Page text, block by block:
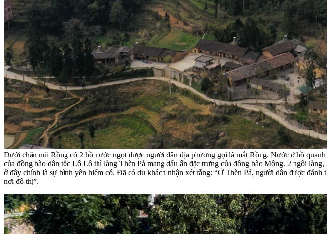
Dưới chân núi Rồng có 2 hồ nước ngọt được người dân địa phương gọi là mắt Rồng. Nước ở hồ
của đồng bào dân tộc Lô Lô thì làng Thèn Pả mang dấu ấn đặc trưng của đồng bào Mông. 2 ngôi
ở đây chính là sự bình yên hiếm có. Đã có du khách nhận xét rằng: “Ở Thèn Pả, người dân được
nơi đô thị”.